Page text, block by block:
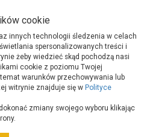
Artykuły elektryczne
Baterie, akumulatorki, ładowarki
2A S-97391 S-Volt STALCO
cookie
innych technologii śledzenia w celach
spersonalizowanych treści i
żeby wiedzieć skąd pochodzą nasi
cookie z poziomu Twojej
warunków przechowywania lub
witrynie znajduje się w Polityce
zmiany swojego wyboru klikając